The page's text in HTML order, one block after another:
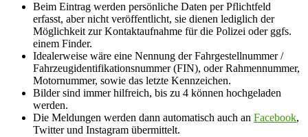
Beim Eintrag werden persönliche Daten per Pflichtfeld
erfasst, aber nicht veröffentlicht, sie dienen lediglich der
Möglichkeit zur Kontaktaufnahme für die Polizei oder ggfs.
einem Finder.
Idealerweise wäre eine Nennung der Fahrgestellnummer /
Fahrzeugidentifikationsnummer (FIN), oder Rahmennummer,
Motornummer, sowie das letzte Kennzeichen.
Bilder sind immer hilfreich, bis zu 4 können hochgeladen
werden.
Die Meldungen werden dann automatisch auch an Facebook,
Twitter und Instagram übermittelt.